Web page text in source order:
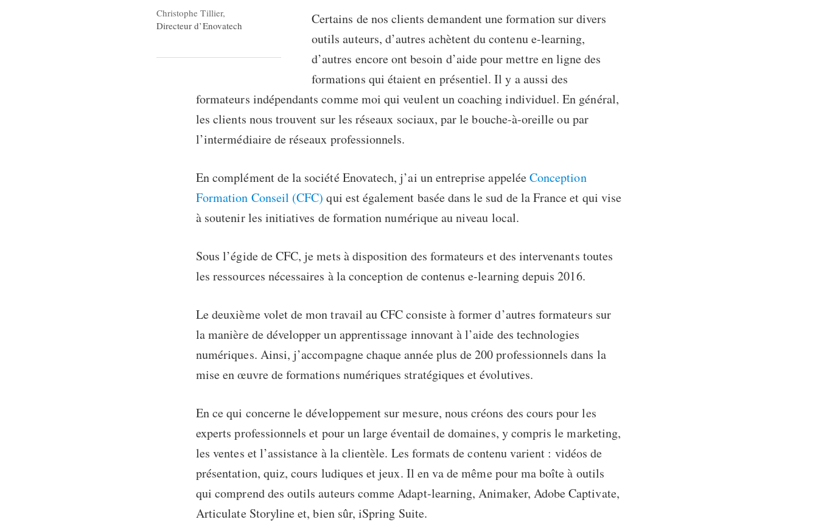
Christophe Tillier,
Directeur d’Enovatech
Certains de nos clients demandent une formation sur divers
outils auteurs, d’autres achètent du contenu e-learning,
d’autres encore ont besoin d’aide pour mettre en ligne des
formations qui étaient en présentiel. Il y a aussi des
formateurs indépendants comme moi qui veulent un coaching individuel. En général,
les clients nous trouvent sur les réseaux sociaux, par le bouche-à-oreille ou par
l’intermédiaire de réseaux professionnels.
En complément de la société Enovatech, j’ai un entreprise appeléeConception
Formation Conseil (CFC) qui est également basée dans le sud de la France et qui vise
à soutenir les initiatives de formation numérique au niveau local.
Sous l’égide de CFC, je mets à disposition des formateurs et des intervenants toutes
les ressources nécessaires à la conception de contenus e-learning depuis 2016.
Le deuxième volet de mon travail au CFC consiste à former d’autres formateurs sur
la manière de développer un apprentissage innovant à l’aide des technologies
numériques. Ainsi, j’accompagne chaque année plus de 200 professionnels dans la
mise en œuvre de formations numériques stratégiques et évolutives.
En ce qui concerne le développement sur mesure, nous créons des cours pour les
experts professionnels et pour un large éventail de domaines, y compris le marketing,
les ventes et l’assistance à la clientèle. Les formats de contenu varient : vidéos de
présentation, quiz, cours ludiques et jeux. Il en va de même pour ma boîte à outils
qui comprend des outils auteurs comme Adapt-learning, Animaker, Adobe Captivate,
Articulate Storyline et, bien sûr, iSpring Suite.